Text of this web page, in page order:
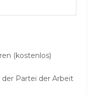
(kostenlos)
Partei der Arbeit